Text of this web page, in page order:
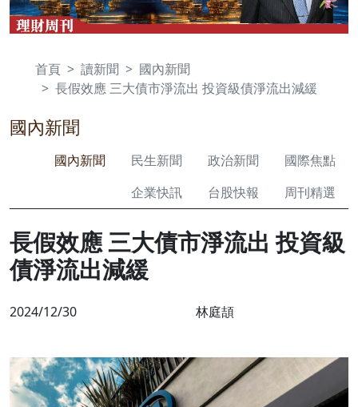
首頁 讀新聞
國內新聞
長假效應 三大債市淨流出 投資級債淨流出減緩
國內新聞
國內新聞 民生新聞 政治新聞
國際焦點
企業快訊
台股快報 周刊精選
長假效應 三大債市淨流出 投資級
債淨流出減緩
2024/12/30 林庭頡